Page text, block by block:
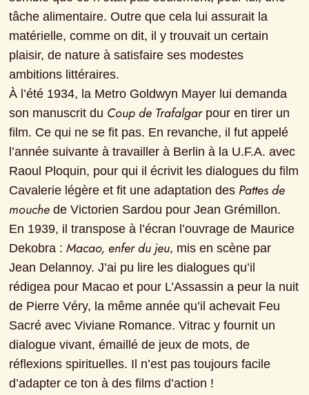
tâche alimentaire. Outre que cela lui assurait la
matérielle, comme on dit, il y trouvait un certain
plaisir, de nature à satisfaire ses modestes
ambitions littéraires.
À l’été 1934, la Metro Goldwyn Mayer lui demanda
son manuscrit du Coup de Trafalgar pour en tirer un
film. Ce qui ne se fit pas. En revanche, il fut appelé
l’année suivante à travailler à Berlin à la U.F.A. avec
Raoul Ploquin, pour qui il écrivit les dialogues du film
Cavalerie légère et fit une adaptation des Pattes de
mouche de Victorien Sardou pour Jean Grémillon.
En 1939, il transpose à l’écran l’ouvrage de Maurice
Dekobra : Macao, enfer du jeu, mis en scène par
Jean Delannoy. J’ai pu lire les dialogues qu’il
rédigea pour Macao et pour L’Assassin a peur la nuit
de Pierre Véry, la même année qu’il achevait Feu
Sacré avec Viviane Romance. Vitrac y fournit un
dialogue vivant, émaillé de jeux de mots, de
réflexions spirituelles. Il n’est pas toujours facile
d’adapter ce ton à des films d’action !